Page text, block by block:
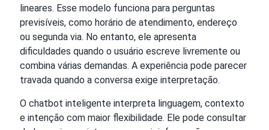
lineares. Esse modelo funciona para perguntas
previsíveis, como horário de atendimento, endereço
ou segunda via. No entanto, ele apresenta
dificuldades quando o usuário escreve livremente ou
combina várias demandas. A experiência pode parecer
travada quando a conversa exige interpretação.
O chatbot inteligente interpreta linguagem, contexto
e intenção com maior flexibilidade. Ele pode consultar